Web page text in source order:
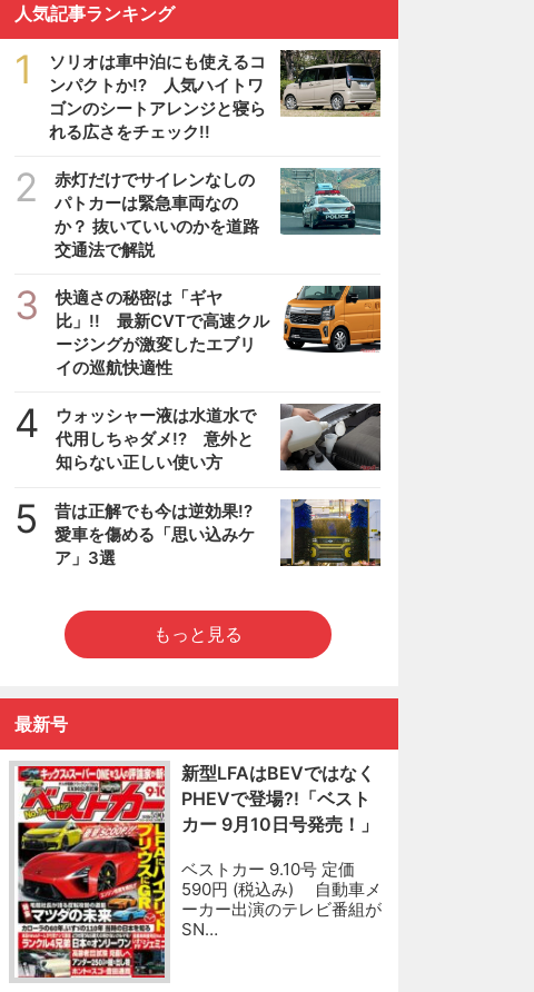
人気記事ランキング
1
ソリオは車中泊にも使えるコ
ンパクトか!? 人気ハイトワ
ゴンのシートアレンジと寝ら
れる広さをチェック!!
2
赤灯だけでサイレンなしの
パトカーは緊急車両なの
か？ 抜いていいのかを道路
交通法で解説
3
快適さの秘密は「ギヤ
比」!! 最新CVTで高速クル
ージングが激変したエブリ
イの巡航快適性
4
ウォッシャー液は水道水で
代用しちゃダメ!? 意外と
知らない正しい使い方
5
昔は正解でも今は逆効果!?
愛車を傷める「思い込みケ
ア」3選
もっと見る
最新号
新型LFAはBEVではなく
PHEVで登場?!「ベスト
カー 9月10日号発売！」
ベストカー 9.10号 定価
590円 (税込み) 自動車メ
ーカー出演のテレビ番組が
SN…